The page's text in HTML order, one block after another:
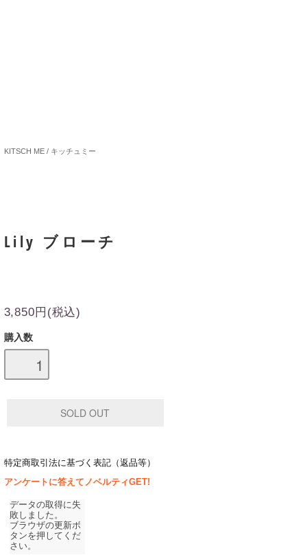
KITSCH ME / キッチュミー
Lily ブローチ
3,850円(税込)
購入数
特定商取引法に基づく表記（返品等）
アンケートに答えてノベルティGET!